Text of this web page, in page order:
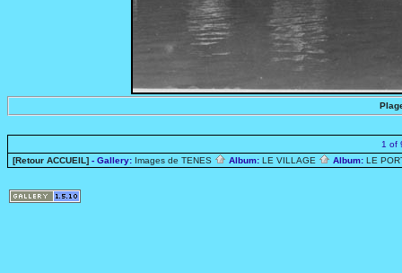
1 of
[Retour ACCUEIL] - Gallery: Images de TENES Album: LE VILLAGE Album: LE